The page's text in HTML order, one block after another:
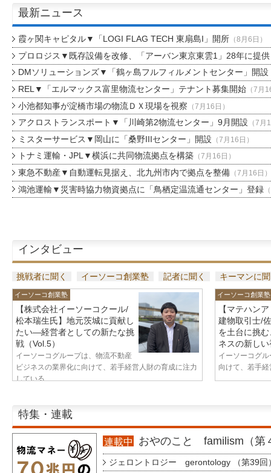
最新ニュース
霞ヶ関キャピタル▼「LOGI FLAG TECH 東扇島I」開所（8月6日）
プロロジス▼既存設備を改修、「アーバン東京東雲1」28年に提供
DMソリューションズ▼「鶴ヶ島フルフィルメントセンター」開設
REL▼「エルマックス富里物流センター」テナント募集開始（7月
小池都知事が淀橋市場の物流ＤＸ現場を視察 （7月16日）
アクロストランスポート▼「川崎第2物流センター」9月開設 （7月
ミスターサービス▼岡山に「桑野IIIセンター」開設 （7月16日）
トナミ運輸・JPL▼横浜に共同物流拠点を構築（7月16日）
東急不動産▼自動運転見据え、北九州市内で拠点を整備（7月16日）
鴻池運輸▼災害時協力物資拠点に「鳥栖定温流通センター」登録
インタビュー
挑戦者に聞く イーソーコ創業塾 記者に聞く キーマンに
イーソーコ創業塾
【株式会社イーソーコクール/
松本瑞生氏】地元茨城に貢献し
たい—経営者としての新たな挑
戦（Vol.5）
イーソーコグループは、物流不動産
ビジネスの業界化に向けて、若手経営人財の育成に注力
している...
イーソーコ創業塾
【マテハン
建物取引士/
を土台に挑
ネスの新し
イーソーコグ
向けて、若手
特集・連載
連載中 おやのこと familism（第
ジェロントロジー gerontology （第39回